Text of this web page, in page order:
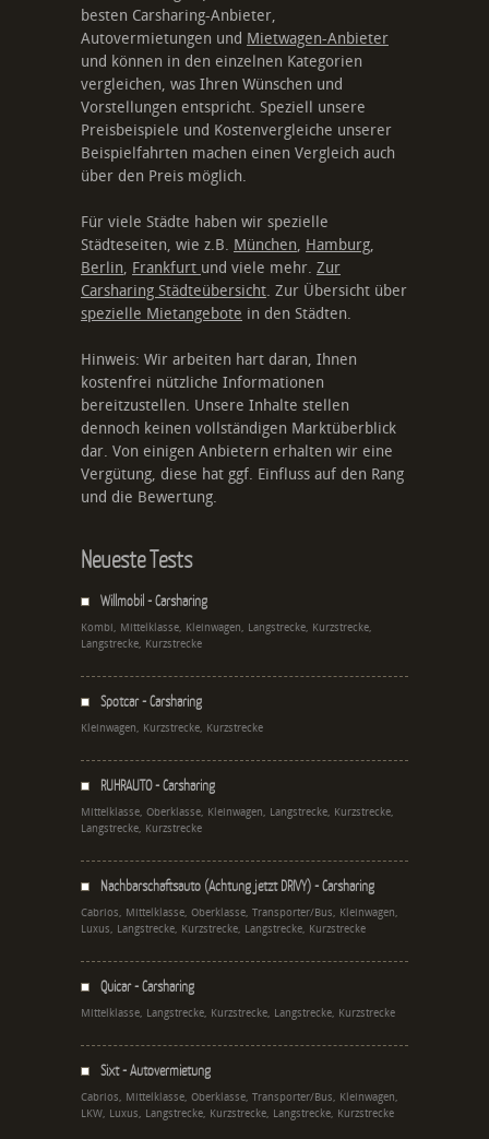
besten Carsharing-Anbieter,
Autovermietungen und Mietwagen-Anbieter
und können in den einzelnen Kategorien
vergleichen, was Ihren Wünschen und
Vorstellungen entspricht. Speziell unsere
Preisbeispiele und Kostenvergleiche unserer
Beispielfahrten machen einen Vergleich auch
über den Preis möglich.
Für viele Städte haben wir spezielle
Städteseiten, wie z.B. München, Hamburg,
Berlin, Frankfurt und viele mehr. Zur
Carsharing Städteübersicht. Zur Übersicht über
spezielle Mietangebote in den Städten.
Hinweis: Wir arbeiten hart daran, Ihnen
kostenfrei nützliche Informationen
bereitzustellen. Unsere Inhalte stellen
dennoch keinen vollständigen Marktüberblick
dar. Von einigen Anbietern erhalten wir eine
Vergütung, diese hat ggf. Einfluss auf den Rang
und die Bewertung.
Neueste Tests
Willmobil - Carsharing
Kombi, Mittelklasse, Kleinwagen, Langstrecke, Kurzstrecke,
Langstrecke, Kurzstrecke
Spotcar - Carsharing
Kleinwagen, Kurzstrecke, Kurzstrecke
RUHRAUTO - Carsharing
Mittelklasse, Oberklasse, Kleinwagen, Langstrecke, Kurzstrecke,
Langstrecke, Kurzstrecke
Nachbarschaftsauto (Achtung jetzt DRIVY) - Carsharing
Cabrios, Mittelklasse, Oberklasse, Transporter/Bus, Kleinwagen,
Luxus, Langstrecke, Kurzstrecke, Langstrecke, Kurzstrecke
Quicar - Carsharing
Mittelklasse, Langstrecke, Kurzstrecke, Langstrecke, Kurzstrecke
Sixt - Autovermietung
Cabrios, Mittelklasse, Oberklasse, Transporter/Bus, Kleinwagen,
LKW, Luxus, Langstrecke, Kurzstrecke, Langstrecke, Kurzstrecke